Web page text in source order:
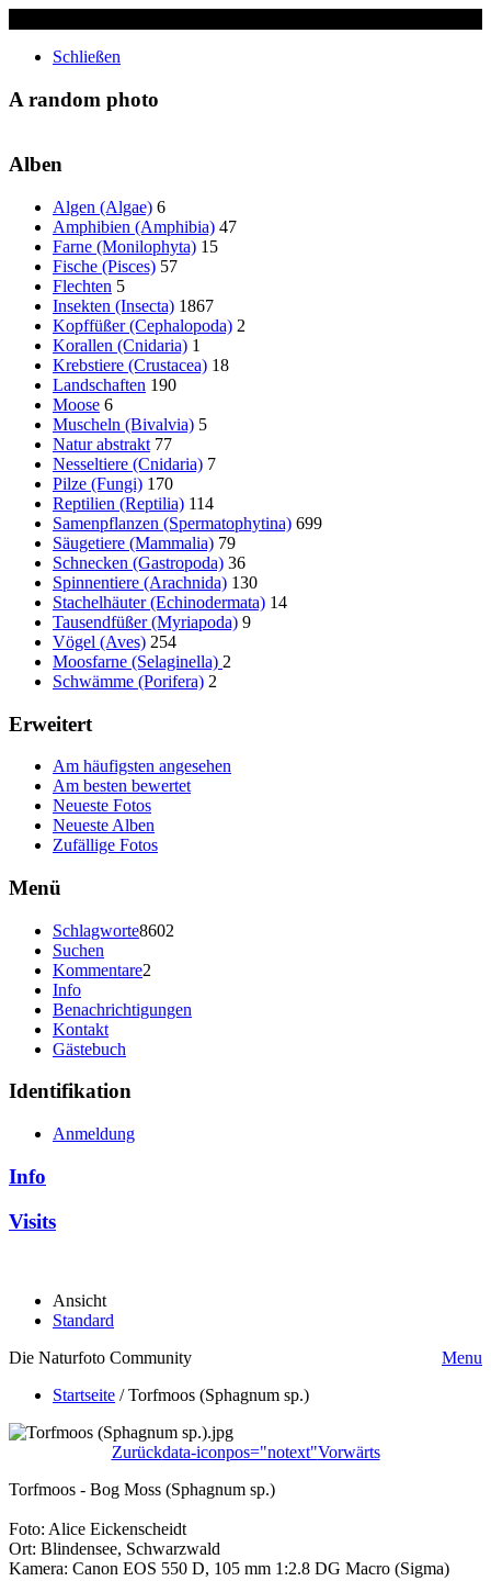
Schließen
A random photo
Alben
Algen (Algae) 6
Amphibien (Amphibia) 47
Farne (Monilophyta) 15
Fische (Pisces) 57
Flechten 5
Insekten (Insecta) 1867
Kopffüßer (Cephalopoda) 2
Korallen (Cnidaria) 1
Krebstiere (Crustacea) 18
Landschaften 190
Moose 6
Muscheln (Bivalvia) 5
Natur abstrakt 77
Nesseltiere (Cnidaria) 7
Pilze (Fungi) 170
Reptilien (Reptilia) 114
Samenpflanzen (Spermatophytina) 699
Säugetiere (Mammalia) 79
Schnecken (Gastropoda) 36
Spinnentiere (Arachnida) 130
Stachelhäuter (Echinodermata) 14
Tausendfüßer (Myriapoda) 9
Vögel (Aves) 254
Moosfarne (Selaginella) 2
Schwämme (Porifera) 2
Erweitert
Am häufigsten angesehen
Am besten bewertet
Neueste Fotos
Neueste Alben
Zufällige Fotos
Menü
Schlagworte8602
Suchen
Kommentare2
Info
Benachrichtigungen
Kontakt
Gästebuch
Identifikation
Anmeldung
Info
Visits
Ansicht
Standard
Die Naturfoto Community
Menu
Startseite /Torfmoos (Sphagnum sp.)
Zurückdata-iconpos="notext"Vorwärts
Torfmoos - Bog Moss (Sphagnum sp.)
Foto: Alice Eickenscheidt
Ort: Blindensee, Schwarzwald
Kamera: Canon EOS 550 D, 105 mm 1:2.8 DG Macro (Sigma)